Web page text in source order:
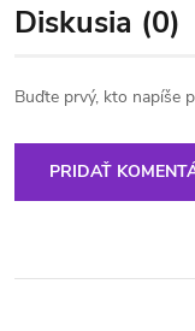
Diskusia (0)
Buďte prvý, kto napíše
PRIDAŤ